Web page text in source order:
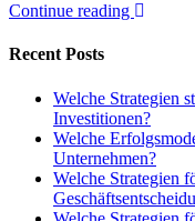
Continue reading
Recent Posts
Welche Strategien
Investitionen?
Welche
Unternehmen?
Welche Strategien